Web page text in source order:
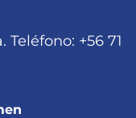
+56 71